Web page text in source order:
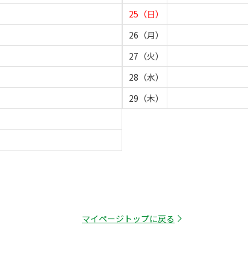
25（日）
26（月）
27（火）
28（水）
29（木）
マイページトップに戻る